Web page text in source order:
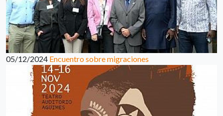
05/12/2024 Encuentro sobre migraciones